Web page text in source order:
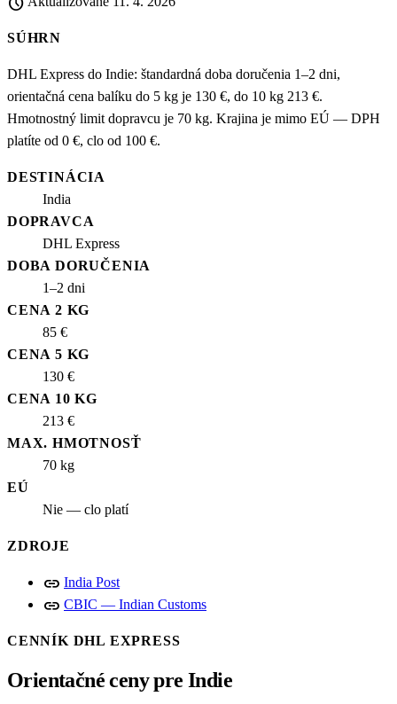
SÚHRN
DHL Express do Indie: štandardná doba doručenia 1–2 dni,
orientačná cena balíku do 5 kg je 130 €, do 10 kg 213 €.
Hmotnostný limit dopravcu je 70 kg. Krajina je mimo EÚ — DPH
platíte od 0 €, clo od 100 €.
DESTINÁCIA
India
DOPRAVCA
DHL Express
DOBA DORUČENIA
1–2 dni
CENA 2 KG
85 €
CENA 5 KG
130 €
CENA 10 KG
213 €
MAX. HMOTNOSŤ
70 kg
EÚ
Nie — clo platí
ZDROJE
link India Post
link CBIC — Indian Customs
CENNÍK DHL EXPRESS
Orientačné ceny pre Indie